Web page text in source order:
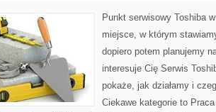
Punkt serwisowy Toshiba
miejsce, w którym
dopiero potem planujemy
interesuje Cię Serwis
pokaże, jak działamy i
Ciekawe kategorie to